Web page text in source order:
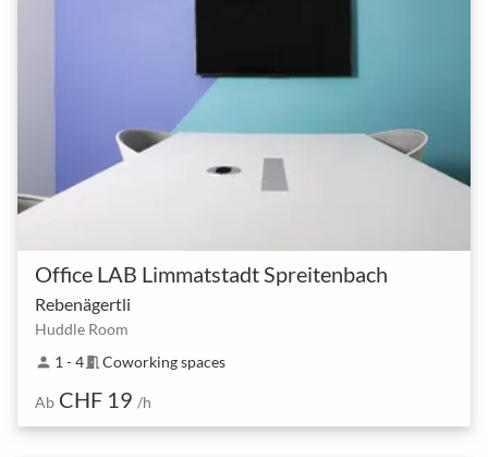
Office LAB Limmatstadt Spreitenbach
Rebenägertli
Huddle Room
person 1 - 4meeting_room Coworking spaces
Ab CHF 19 /h